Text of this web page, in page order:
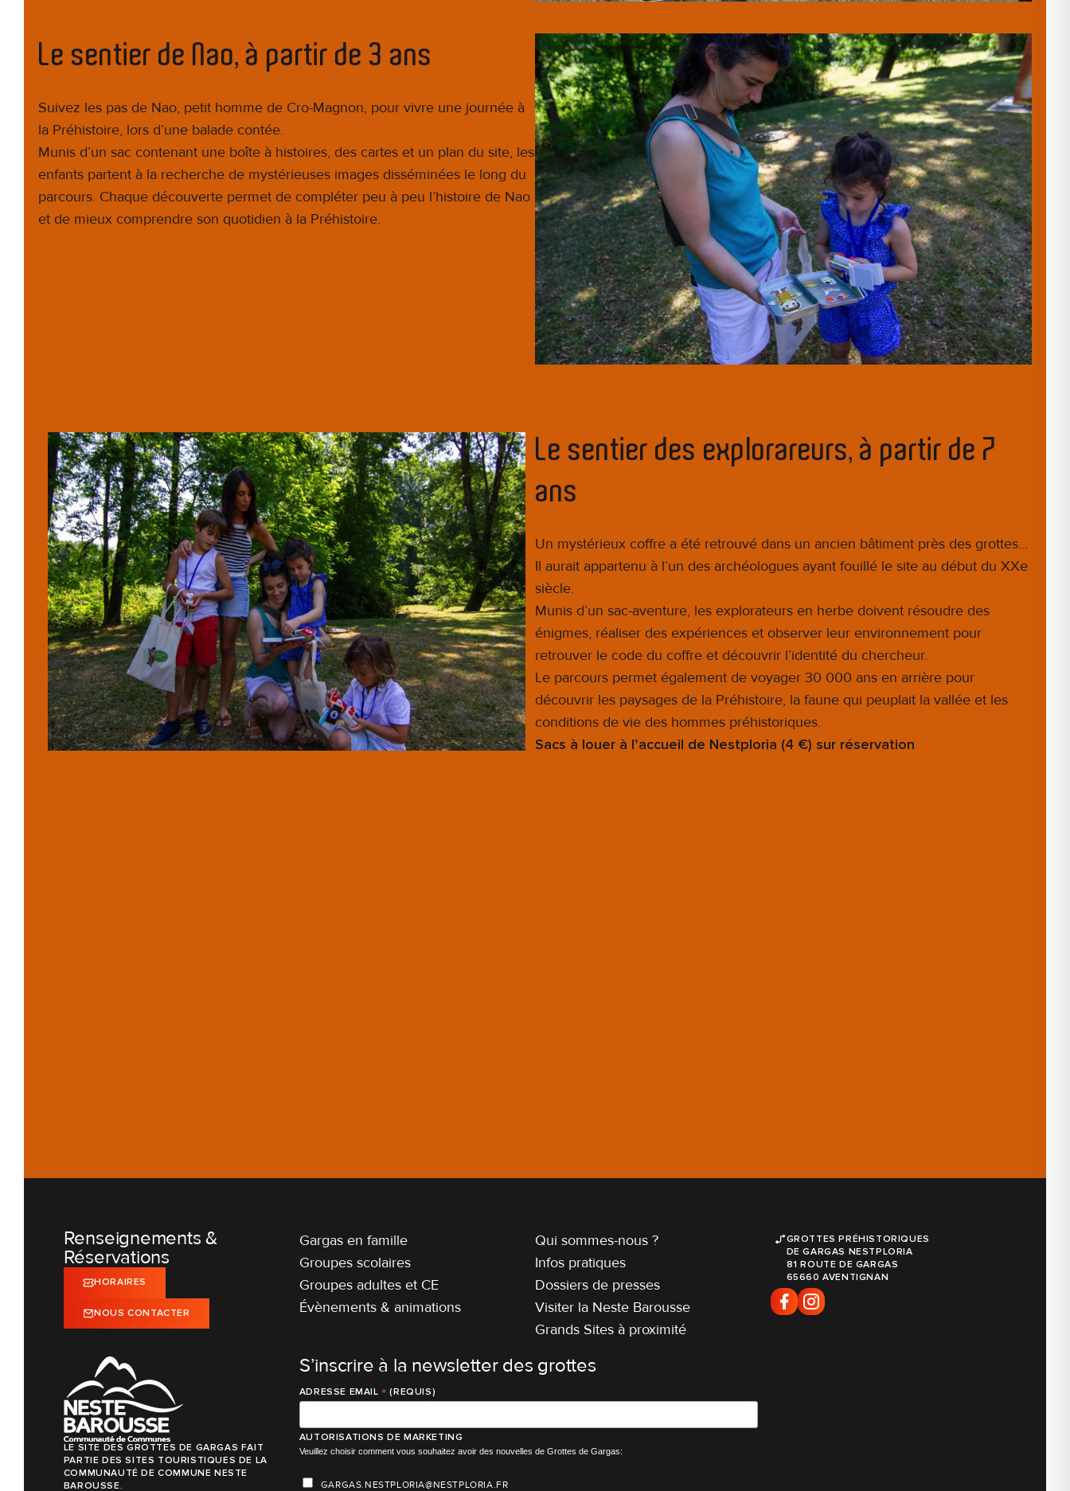
Le sentier de Nao, à partir de 3 ans
Suivez les pas de Nao, petit homme de Cro-Magnon, pour vivre une journée à
la Préhistoire, lors d’une balade contée.
Munis d’un sac contenant une boîte à histoires, des cartes et un plan du site, les
enfants partent à la recherche de mystérieuses images disséminées le long du
parcours. Chaque découverte permet de compléter peu à peu l’histoire de Nao
et de mieux comprendre son quotidien à la Préhistoire.
Le sentier des explorareurs, à partir de 7
ans
Un mystérieux coffre a été retrouvé dans un ancien bâtiment près des grottes…
Il aurait appartenu à l’un des archéologues ayant fouillé le site au début du XXe
siècle.
Munis d’un sac-aventure, les explorateurs en herbe doivent résoudre des
énigmes, réaliser des expériences et observer leur environnement pour
retrouver le code du coffre et découvrir l’identité du chercheur.
Le parcours permet également de voyager 30 000 ans en arrière pour
découvrir les paysages de la Préhistoire, la faune qui peuplait la vallée et les
conditions de vie des hommes préhistoriques.
Sacs à louer à l’accueil de Nestploria (4 €) sur réservation
Renseignements &
Réservations
HORAIRES
NOUS CONTACTER
Gargas en famille
Groupes scolaires
Groupes adultes et CE
Évènements & animations
Qui sommes-nous ?
Infos pratiques
Dossiers de presses
Visiter la Neste Barousse
Grands Sites à proximité
GROTTES PRÉHISTORIQUES
DE GARGAS NESTPLORIA
81 ROUTE DE GARGAS
65660 AVENTIGNAN
LE SITE DES GROTTES DE GARGAS FAIT
PARTIE DES SITES TOURISTIQUES DE LA
COMMUNAUTÉ DE COMMUNE NESTE
BAROUSSE.
S’inscrire à la newsletter des grottes
ADRESSE EMAIL* (REQUIS)
AUTORISATIONS DE MARKETING
Veuillez choisir comment vous souhaitez avoir des nouvelles de Grottes de Gargas:
GARGAS.NESTPLORIA@NESTPLORIA.FR